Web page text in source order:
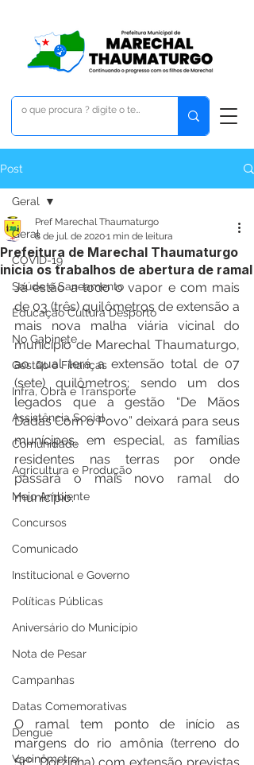
Post
Geral
COVID-19
Saúde e Saneamento
Educação Cultura Desporto
No Gabinete
Gestão e Finanças
Infra, Obra e Transporte
Assistência Social
Comunidade
Agricultura e Produção
Meio Ambiente
Concursos
Comunicado
Institucional e Governo
Políticas Públicas
Aniversário do Município
Nota de Pesar
Campanhas
Datas Comemorativas
Dengue
Vacinômetro
Geral
Prefeitura de Marechal Thaumaturgo
inicia os trabalhos de abertura de ramal
Pref Marechal Thaumaturgo
8 de jul. de 20201 min de leitura
Já estão a todo o vapor e com mais
de 03 (três) quilômetros de extensão a
mais nova malha viária vicinal do
município de Marechal Thaumaturgo,
ao qual terá a extensão total de 07
(sete) quilômetros; sendo um dos
legados que a gestão “De Mãos
Dadas Com o Povo” deixará para seus
munícipes, em especial, as famílias
residentes nas terras por onde
passará o mais novo ramal do
município.
O ramal tem ponto de início as
margens do rio amônia (terreno do